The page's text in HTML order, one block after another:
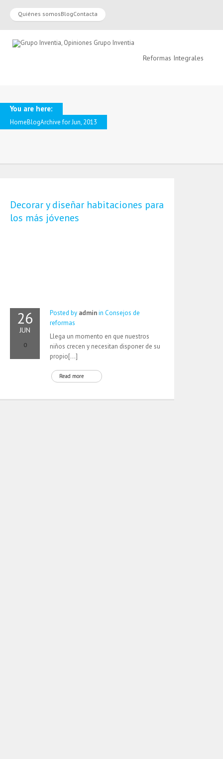
Quiénes somosBlogContacta
Reformas Integrales
You are here:
HomeBlogArchive for Jun, 2013
Decorar y diseñar habitaciones para
los más jóvenes
26
JUN
0
Posted by adminin Consejos de
reformas
Llega un momento en que nuestros
niños crecen y necesitan disponer de su
propio[…]
Read more